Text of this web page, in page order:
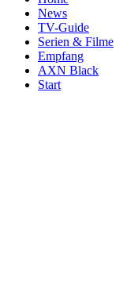
News
TV-Guide
Serien & Filme
Empfang
AXN Black
Start